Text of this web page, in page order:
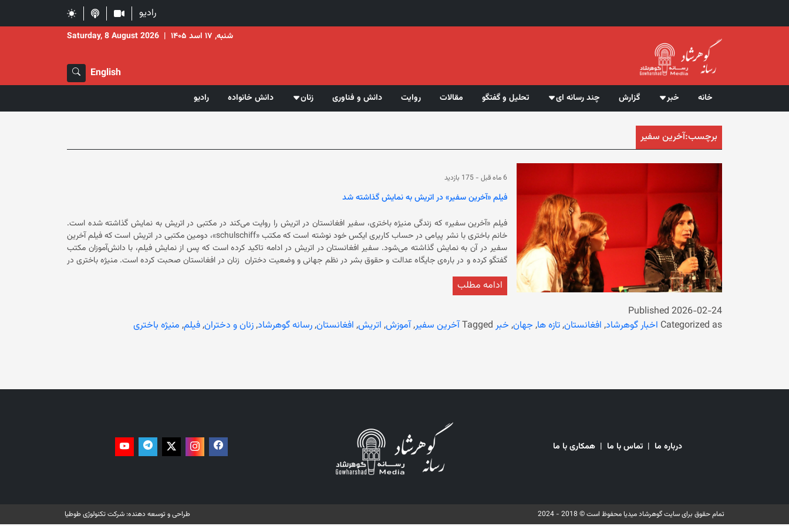
رادیو
شنبه, ۱۷ اسد ۱۴۰۵ |
Saturday, 8 August 2026
English
خانه خبر گزارش چند رسانه ای تحلیل و گفتگو مقالات روایت دانش و فناوری زنان دانش خانواده رادیو
برچسب:آخرین سفیر
6 ماه قبل - 175 بازدید
فیلم «آخرین سفیر» در اتریش به نمایش گذاشته شد
فیلم «آخرین سفیر» که زندگی منیژه باختری، سفیر افغانستان در اتریش را روایت می‌کند در مکتبی در اتریش به نمایش گذاشته شده است.
خانم باختری با نشر پیامی در حساب کاربری ایکس خود نوشته است که مکتب «schulschiff»، دومین مکتبی در اتریش است که فیلم آخرین
سفیر در آن به نمایش گذاشته می‌شود. سفیر افغانستان در اتریش در ادامه تاکید کرده است که پس از نمایش فیلم، با دانش‌آموزان مکتب
گفتگو کرده و در باره‌ی جایگاه عدالت و حقوق بشر در نظم جهانی و وضعیت دختران زنان در افغانستان صحبت کرده است. منیژه باختری در
حکومت فعلی باعث شده است که میلیون‌ها دانش‌آموز دختر از آموزش و تحصیل باز بمانند. در کنار آن زنان از رفتن به‌ باشگاه‌های ورزشی،
ادامه مطلب
Published 2026-02-24
Categorized as اخبار گوهرشاد, افغانستان,تازه ها, جهان, خبر Taggedآخرین سفیر,آموزش, اتریش, افغانستان,رسانه گوهرشاد,زنان و دختران,فیلم, منیژه باختری
درباره ما | تماس با ما | همکاری با ما
تمام حقوق برای سایت گوهرشاد میدیا محفوظ است © 2018 - 2024 طراحی و توسعه دهنده: شرکت تکنولوژی طوطیا